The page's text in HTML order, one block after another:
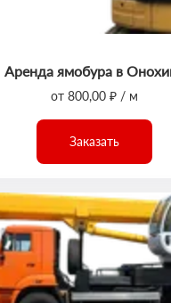
Аренда ямобура в
от 800,00 ₽ / м
Заказать